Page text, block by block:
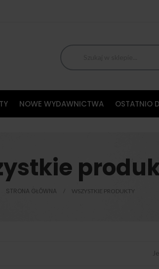
NOWE WYDAWNICTWA OSTATNIO
STRONA GŁÓWNA WSZYSTKIE PRODUKTY